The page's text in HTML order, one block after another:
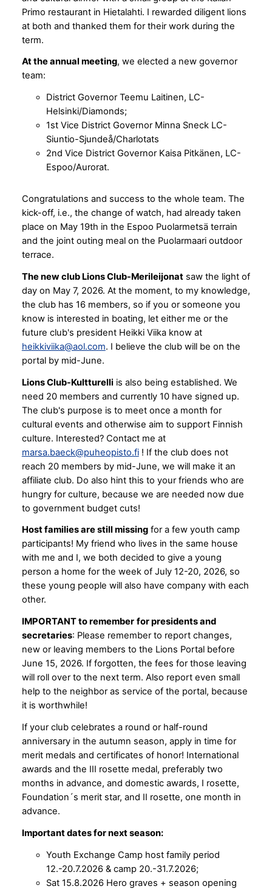
Primo restaurant in Hietalahti. I rewarded diligent lions
at both and thanked them for their work during the
term.
At the annual meeting, we elected a new governor
team:
District Governor Teemu Laitinen, LC-
Helsinki/Diamonds;
1st Vice District Governor Minna Sneck LC-
Siuntio-Sjundeå/Charlotats
2nd Vice District Governor Kaisa Pitkänen, LC-
Espoo/Aurorat.
Congratulations and success to the whole team. The
kick-off, i.e., the change of watch, had already taken
place on May 19th in the Espoo Puolarmetsä terrain
and the joint outing meal on the Puolarmaari outdoor
terrace.
The new club Lions Club-Merileijonatsaw the light of
day on May 7, 2026. At the moment, to my knowledge,
the club has 16 members, so if you or someone you
know is interested in boating, let either me or the
future club's president Heikki Viika know at
heikkiviika@aol.com. I believe the club will be on the
portal by mid-June.
Lions Club-Kultturelliis also being established. We
need 20 members and currently 10 have signed up.
The club's purpose is to meet once a month for
cultural events and otherwise aim to support Finnish
culture. Interested? Contact me at
marsa.baeck@puheopisto.fi! If the club does not
reach 20 members by mid-June, we will make it an
affiliate club. Do also hint this to your friends who are
hungry for culture, because we are needed now due
to government budget cuts!
Host families are still missingfor a few youth camp
participants! My friend who lives in the same house
with me and I, we both decided to give a young
person a home for the week of July 12-20, 2026, so
these young people will also have company with each
other.
IMPORTANT to remember for presidents and
secretaries: Please remember to report changes,
new or leaving members to the Lions Portal before
June 15, 2026. If forgotten, the fees for those leaving
will roll over to the next term. Also report even small
help to the neighbor as service of the portal, because
it is worthwhile!
If your club celebrates a round or half-round
anniversary in the autumn season, apply in time for
merit medals and certificates of honor! International
awards and the III rosette medal, preferably two
months in advance, and domestic awards, I rosette,
Foundation´s merit star, and II rosette, one month in
advance.
Important dates for next season:
Youth Exchange Camp host family period
12.-20.7.2026 & camp 20.-31.7.2026;
Sat 15.8.2026 Hero graves + season opening